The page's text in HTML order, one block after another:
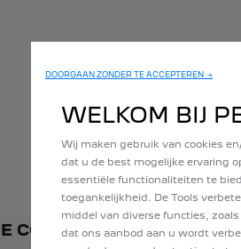
CO2-UITSTOOT
DOORGAAN ZONDER TE ACCEPTEREN →
WELKOM BIJ
Wij maken gebruik van cookies
dat u de best mogelijke ervaring
essentiële functionaliteiten te
toegankelijkheid. De Tools
middel van diverse functies,
dat ons aanbod aan u wordt